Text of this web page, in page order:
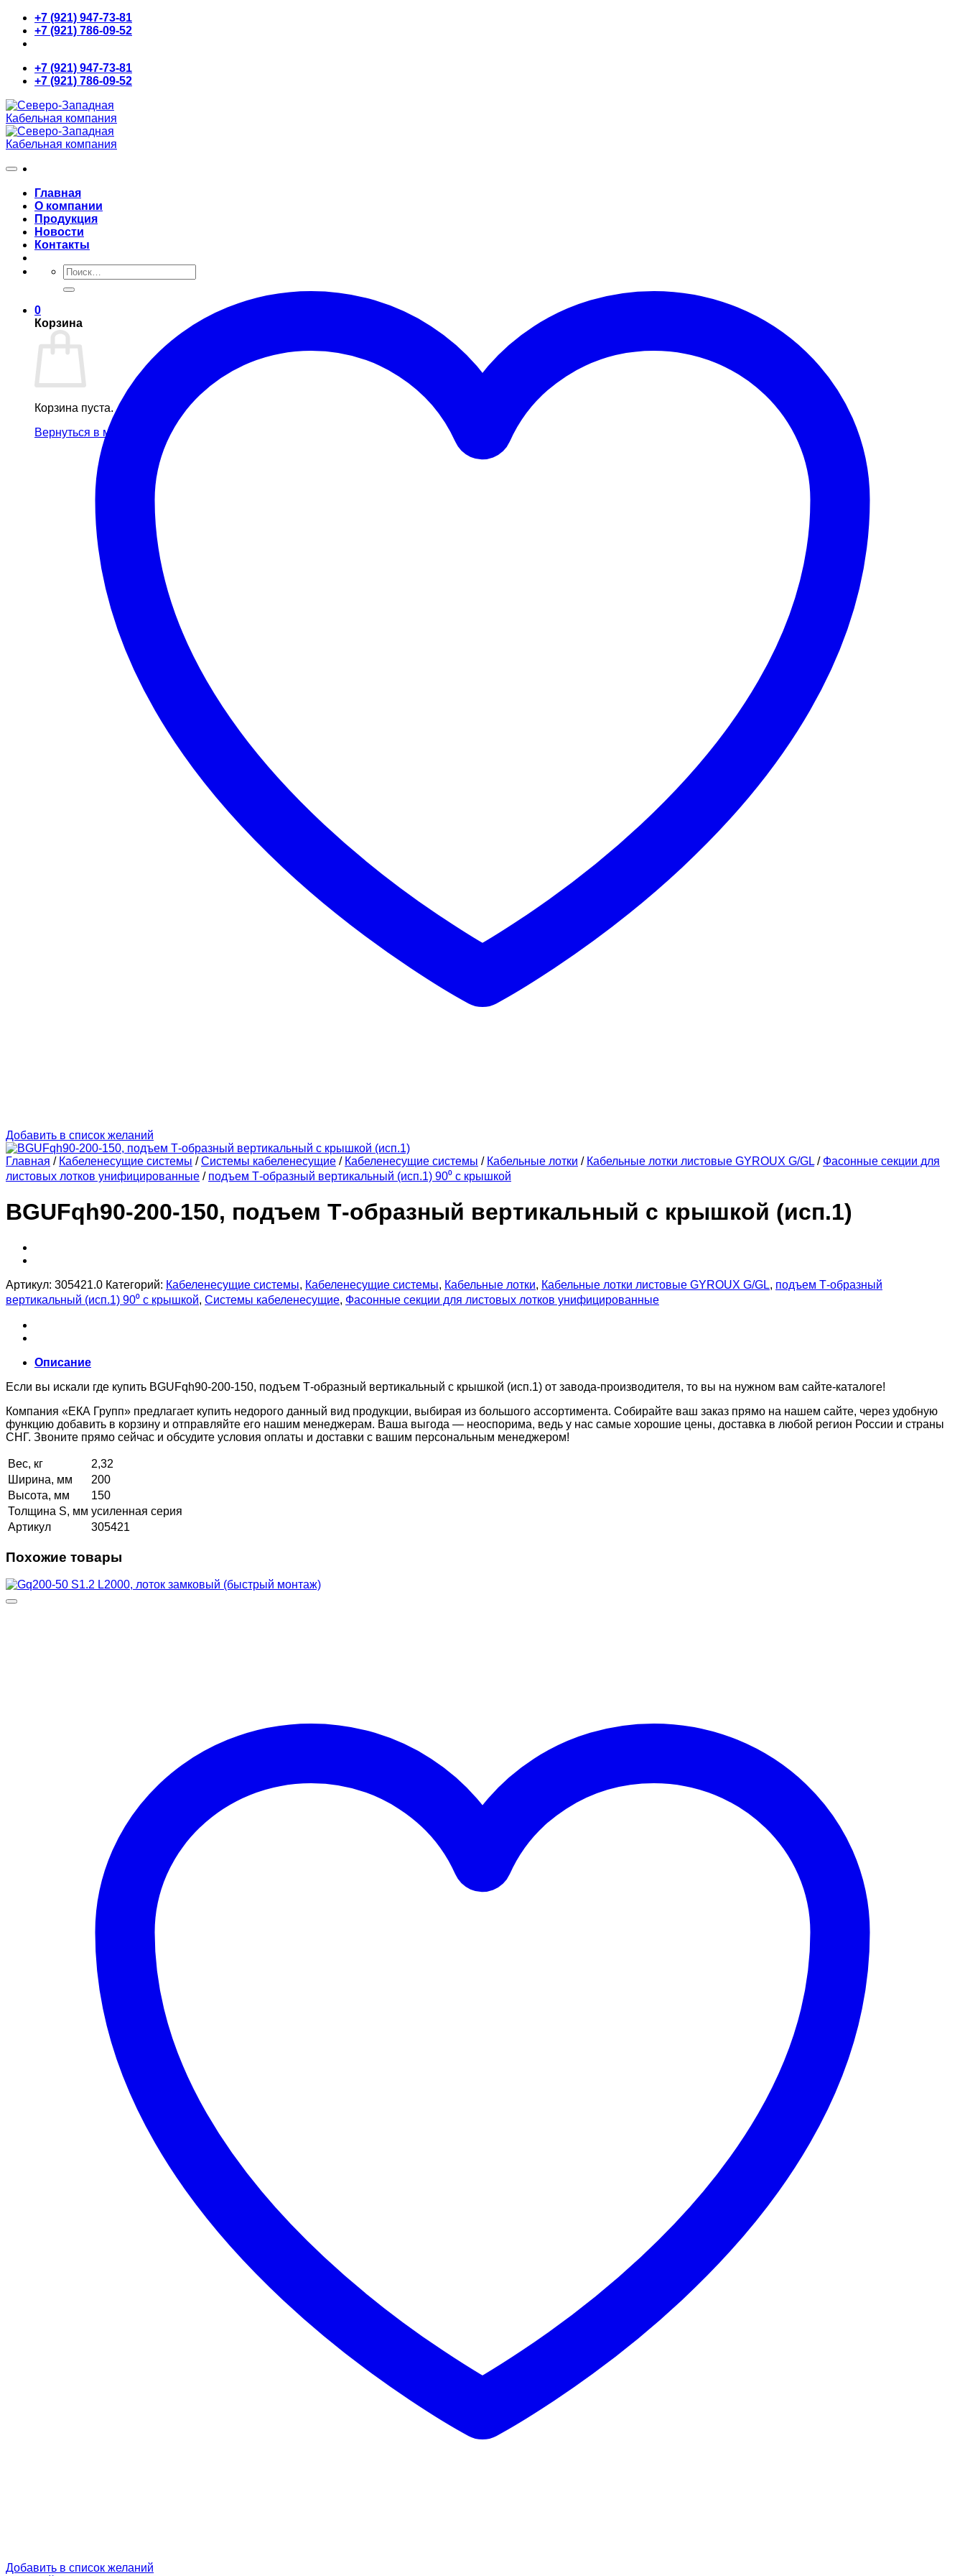
Skip
content
+7 (921) 947-73-81
+7 (921) 786-09-52
+7 (921) 947-73-81
+7 (921) 786-09-52
Главная
О компании
Продукция
Новости
Контакты
Искать:
0
Корзина
Корзина пуста.
Вернуться в магазин
Добавить в список желаний
Главная / Кабеленесущие системы / Системы кабеленесущие / Кабеленесущие системы / Кабельные лотки / Кабельные лотки листовые GYROUX G/GL / Фасонные секции для
листовых лотков унифицированные / подъем Т-образный вертикальный (исп.1) 90⁰ с крышкой
BGUFqh90-200-150, подъем Т-образный вертикальный с крышкой (исп.1)
Артикул: 305421.0 Категорий: Кабеленесущие системы, Кабеленесущие системы, Кабельные лотки, Кабельные лотки листовые GYROUX G/GL, подъем Т-образный
вертикальный (исп.1) 90⁰ с крышкой, Системы кабеленесущие, Фасонные секции для листовых лотков унифицированные
Описание
Если вы искали где купить BGUFqh90-200-150, подъем Т-образный вертикальный с крышкой (исп.1) от завода-производителя, то вы на нужном вам сайте-каталоге!
Компания «ЕКА Групп» предлагает купить недорого данный вид продукции, выбирая из большого ассортимента. Собирайте ваш заказ прямо на нашем сайте, через удобную
функцию добавить в корзину и отправляйте его нашим менеджерам. Ваша выгода — неоспорима, ведь у нас самые хорошие цены, доставка в любой регион России и страны
СНГ. Звоните прямо сейчас и обсудите условия оплаты и доставки с вашим персональным менеджером!
Вес, кг
2,32
Ширина, мм
200
Высота, мм
150
Толщина S, мм усиленная серия
Артикул
305421
Похожие товары
Добавить в список желаний